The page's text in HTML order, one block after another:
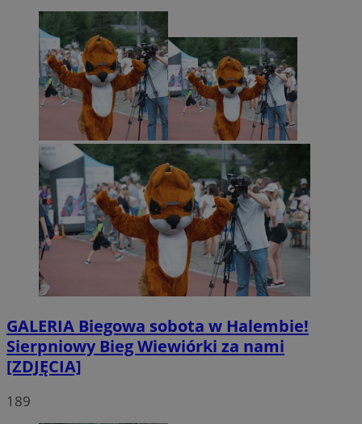
GALERIA Biegowa sobota w Halembie!
Sierpniowy Bieg Wiewiórki za nami
[ZDJĘCIA]
189